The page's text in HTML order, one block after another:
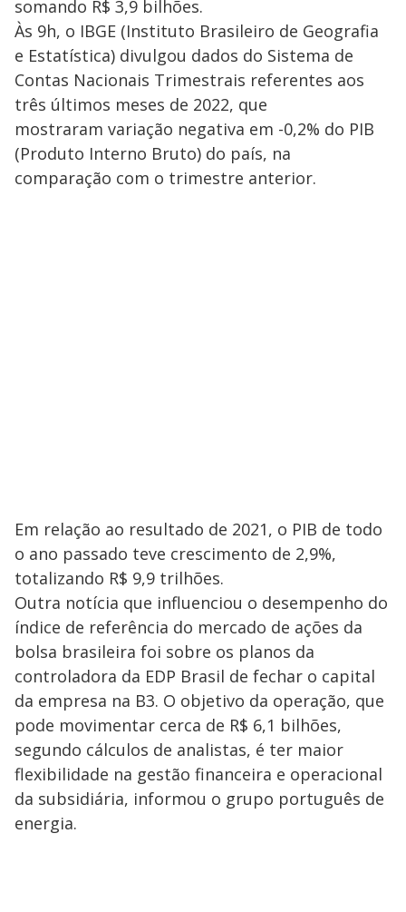
somando R$ 3,9 bilhões.
Às 9h, o IBGE (Instituto Brasileiro de Geografia
e Estatística) divulgou dados do Sistema de
Contas Nacionais Trimestrais referentes aos
três últimos meses de 2022, que
mostraram variação negativa em -0,2% do PIB
(Produto Interno Bruto) do país, na
comparação com o trimestre anterior.
Em relação ao resultado de 2021, o PIB de todo
o ano passado teve crescimento de 2,9%,
totalizando R$ 9,9 trilhões.
Outra notícia que influenciou o desempenho do
índice de referência do mercado de ações da
bolsa brasileira foi sobre os planos da
controladora da EDP Brasil de fechar o capital
da empresa na B3. O objetivo da operação, que
pode movimentar cerca de R$ 6,1 bilhões,
segundo cálculos de analistas, é ter maior
flexibilidade na gestão financeira e operacional
da subsidiária, informou o grupo português de
energia.